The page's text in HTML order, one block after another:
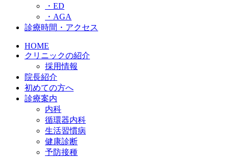
・ED
・AGA
診療時間・アクセス
HOME
クリニックの紹介
採用情報
院長紹介
初めての方へ
診療案内
内科
循環器内科
生活習慣病
健康診断
予防接種